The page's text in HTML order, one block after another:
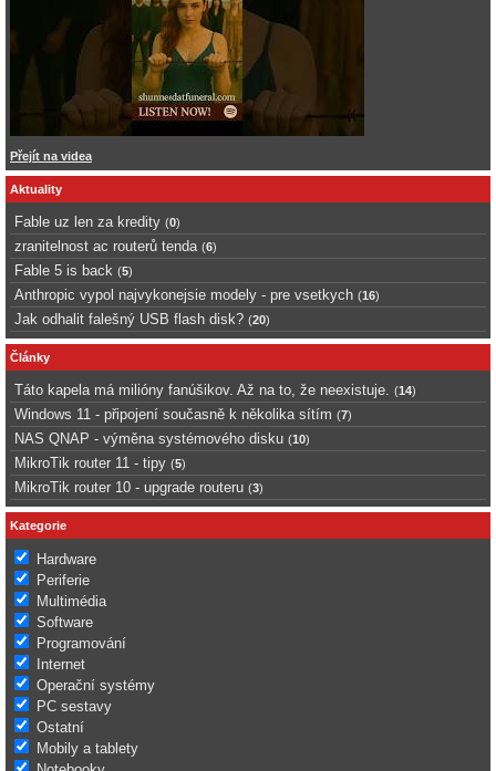
Přejít na videa
Aktuality
Fable uz len za kredity (0)
zranitelnost ac routerů tenda (6)
Fable 5 is back (5)
Anthropic vypol najvykonejsie modely - pre vsetkych (16)
Jak odhalit falešný USB flash disk? (20)
Články
Táto kapela má milióny fanúšikov. Až na to, že neexistuje. (14)
Windows 11 - připojení současně k několika sítím (7)
NAS QNAP - výměna systémového disku (10)
MikroTik router 11 - tipy (5)
MikroTik router 10 - upgrade routeru (3)
Kategorie
Hardware
Periferie
Multimédia
Software
Programování
Internet
Operační systémy
PC sestavy
Ostatní
Mobily a tablety